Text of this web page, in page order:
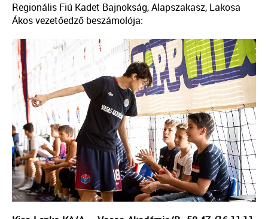
Regionális Fiú Kadet Bajnokság, Alapszakasz, Lakosa
Ákos vezetőedző beszámolója: